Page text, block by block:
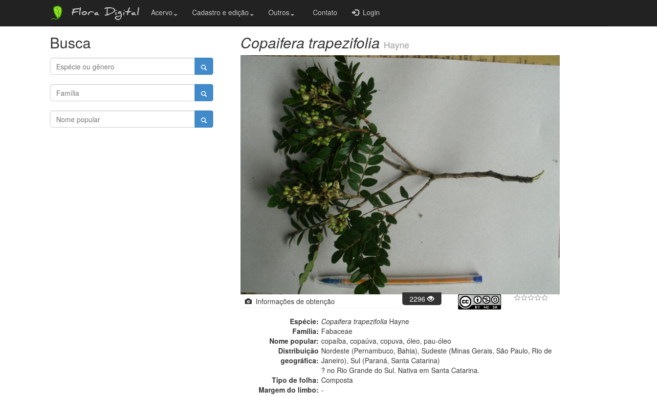
Flora Digital Acervo Cadastro e edição Outros Contato Login
Busca Copaifera trapezifolia Hayne
Informações de obtenção 2296
Espécie: Copaifera trapezifolia Hayne
Família: Fabaceae
Nome popular: copaíba, copaúva, copuva, óleo, pau-óleo
Distribuição
geográfica:
Nordeste (Pernambuco, Bahia), Sudeste (Minas Gerais, São Paulo, Rio de
Janeiro), Sul (Paraná, Santa Catarina)
? no Rio Grande do Sul. Nativa em Santa Catarina.
Tipo de folha: Composta
Margem do limbo: -